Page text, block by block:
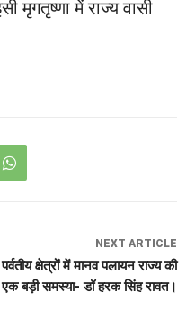
मृगतृष्णा में राज्य वासी
NEXT ARTICLE
पर्वतीय क्षेत्रों में मानव पलायन राज्य की
एक बड़ी समस्या- डॉ हरक सिंह रावत।